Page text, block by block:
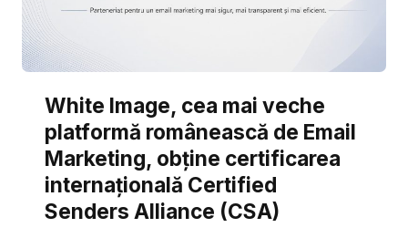
White Image, cea mai veche
platformă românească de Email
Marketing, obține certificarea
internațională Certified
Senders Alliance (CSA)